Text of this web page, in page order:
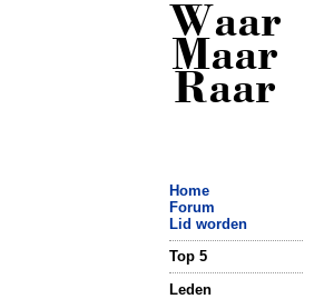
Waar
Maar
Raar
Home
Forum
Lid worden
Top 5
Leden